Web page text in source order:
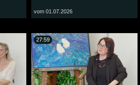
vom 01.07.2026
27:59